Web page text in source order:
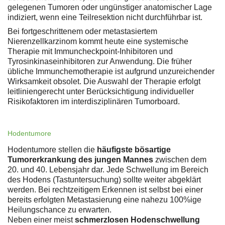
gelegenen Tumoren oder ungünstiger anatomischer Lage
indiziert, wenn eine Teilresektion nicht durchführbar ist.
Bei fortgeschrittenem oder metastasiertem
Nierenzellkarzinom kommt heute eine systemische
Therapie mit Immuncheckpoint-Inhibitoren und
Tyrosinkinaseinhibitoren zur Anwendung. Die früher
übliche Immunchemotherapie ist aufgrund unzureichender
Wirksamkeit obsolet. Die Auswahl der Therapie erfolgt
leitliniengerecht unter Berücksichtigung individueller
Risikofaktoren im interdisziplinären Tumorboard.
Hodentumore
Hodentumore stellen die häufigste bösartige
Tumorerkrankung des jungen Mannes zwischen dem
20. und 40. Lebensjahr dar. Jede Schwellung im Bereich
des Hodens (Tastuntersuchung) sollte weiter abgeklärt
werden. Bei rechtzeitigem Erkennen ist selbst bei einer
bereits erfolgten Metastasierung eine nahezu 100%ige
Heilungschance zu erwarten.
Neben einer meistschmerzlosen Hodenschwellung